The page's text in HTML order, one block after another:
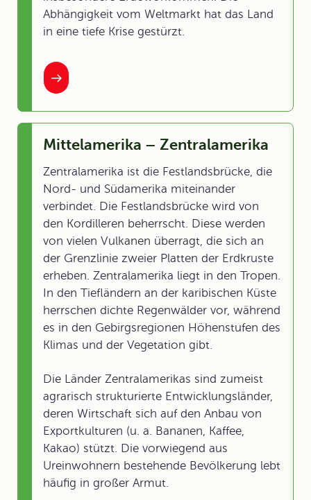
Abhängigkeit vom Weltmarkt hat das Land
in eine tiefe Krise gestürzt.
Mittelamerika – Zentralamerika
Zentralamerika ist die Festlandsbrücke, die
Nord- und Südamerika miteinander
verbindet. Die Festlandsbrücke wird von
den Kordilleren beherrscht. Diese werden
von vielen Vulkanen überragt, die sich an
der Grenzlinie zweier Platten der Erdkruste
erheben. Zentralamerika liegt in den Tropen.
In den Tiefländern an der karibischen Küste
herrschen dichte Regenwälder vor, während
es in den Gebirgsregionen Höhenstufen des
Klimas und der Vegetation gibt.
Die Länder Zentralamerikas sind zumeist
agrarisch strukturierte Entwicklungsländer,
deren Wirtschaft sich auf den Anbau von
Exportkulturen (u. a. Bananen, Kaffee,
Kakao) stützt. Die vorwiegend aus
Ureinwohnern bestehende Bevölkerung lebt
häufig in großer Armut.